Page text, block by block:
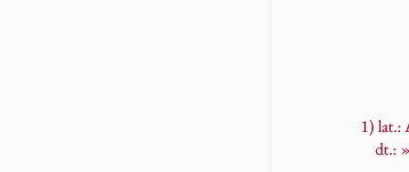
1) lat.:
dt.: